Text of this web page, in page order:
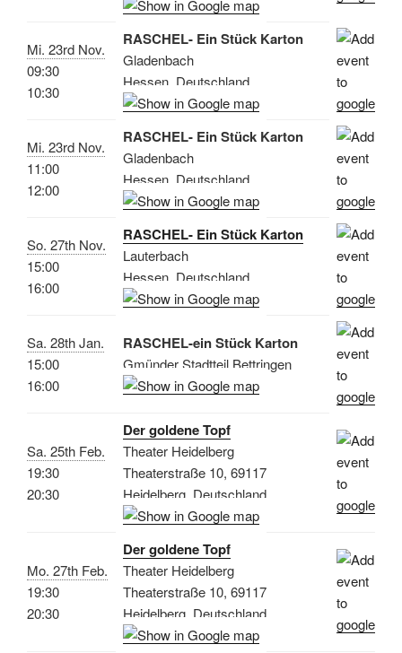
Mi. 23rd Nov.
09:30
10:30
RASCHEL- Ein Stück Karton
Gladenbach
Hessen, Deutschland
Mi. 23rd Nov.
11:00
12:00
RASCHEL- Ein Stück Karton
Gladenbach
Hessen, Deutschland
So. 27th Nov.
15:00
16:00
RASCHEL- Ein Stück Karton
Lauterbach
Hessen, Deutschland
Sa. 28th Jan.
15:00
16:00
RASCHEL-ein Stück Karton
Gmünder Stadtteil Bettringen
Sa. 25th Feb.
19:30
20:30
Der goldene Topf
Theater Heidelberg
Theaterstraße 10, 69117
Heidelberg, Deutschland
Mo. 27th Feb.
19:30
20:30
Der goldene Topf
Theater Heidelberg
Theaterstraße 10, 69117
Heidelberg, Deutschland